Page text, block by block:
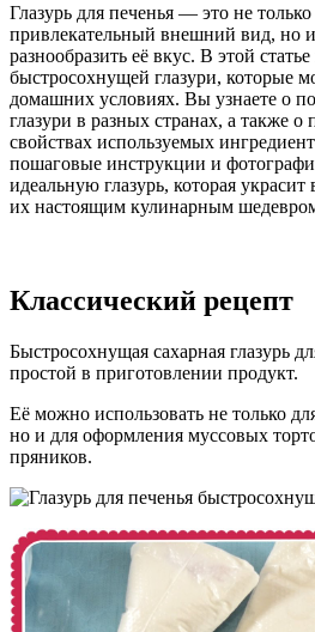
Глазурь для печенья — это не
привлекательный внешний вид, но
разнообразить её вкус. В этой
быстросохнущей глазури, которые
домашних условиях. Вы узнаете о
глазури в разных странах, а также
свойствах используемых
пошаговые инструкции и
идеальную глазурь, которая
их настоящим кулинарным
Классический рецепт
Быстросохнущая сахарная глазурь
простой в приготовлении продукт.
Её можно использовать не только
но и для оформления муссовых
пряников.